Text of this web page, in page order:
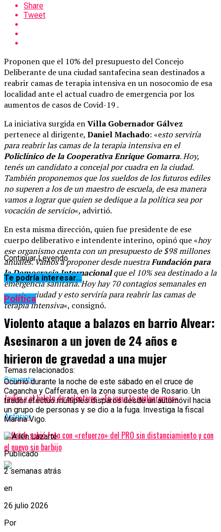
Share
Tweet
Proponen que el 10% del presupuesto del Concejo
Deliberante de una ciudad santafecina sean destinados a
reabrir camas de terapia intensiva en un nosocomio de esa
localidad ante el actual cuadro de emergencia por los
aumentos de casos de Covid-19 .
La iniciativa surgida enVilla Gobernador Gálvez
pertenece al dirigente, Daniel Machado: «esto serviría
para reabrir las camas de la terapia intensiva en el
Policlínico de la Cooperativa Enrique Gomarra. Hoy,
tenés un candidato a concejal por cuadra en la ciudad.
También proponemos que los sueldos de los futuros ediles
no superen a los de un maestro de escuela, de esa manera
vamos a lograr que quien se dedique a la política sea por
vocación de servicio«, advirtió.
En esta misma dirección, quien fue presidente de ese
cuerpo deliberativo e intendente interino, opinó que «hoy
ese organismo cuenta con un presupuesto de $98 millones
anuales. Vamos a proponer desde nuestraFundación para
la Democracia Internacionalque el 10% sea destinado a la
emergencia sanitaria. Hoy hay 70 contagios semanales en
nuestra ciudad y esto serviría para reabrir las camas de
terapia intensiva«, consignó.
Temas relacionados:
Siguente
Javkin y el boleto de colectivos: «En junio lo evaluaremos»
Anterior
Bullrich subió foto con «refuerzo» del PRO sin distanciamiento y con
el nuevo sin barbijo
Continuar Leyendo
Te podría interesar...
Política
Violento ataque a balazos en barrio Alvear:
Asesinaron a un joven de 24 años e
hirieron de gravedad a una mujer
Ocurrió durante la noche de este sábado en el cruce de
Cagancha y Cafferata, en la zona suroeste de Rosario. Un
tirador efectuó múltiples disparos desde un automóvil hacia
un grupo de personas y se dio a la fuga. Investiga la fiscal
Marina Vigo.
Publicado
2 semanas atrás
en
26 julio 2026
Por